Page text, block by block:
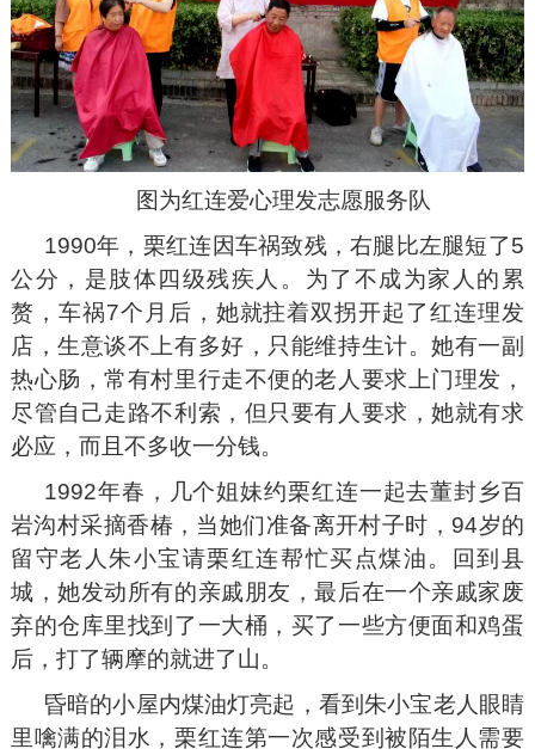
图为红连爱心理发志愿服务队
1990年，栗红连因车祸致残，右腿比左腿短了5
公分，是肢体四级残疾人。为了不成为家人的累
赘，车祸7个月后，她就拄着双拐开起了红连理发
店，生意谈不上有多好，只能维持生计。她有一副
热心肠，常有村里行走不便的老人要求上门理发，
尽管自己走路不利索，但只要有人要求，她就有求
必应，而且不多收一分钱。
1992年春，几个姐妹约栗红连一起去董封乡百
岩沟村采摘香椿，当她们准备离开村子时，94岁的
留守老人朱小宝请栗红连帮忙买点煤油。回到县
城，她发动所有的亲戚朋友，最后在一个亲戚家废
弃的仓库里找到了一大桶，买了一些方便面和鸡蛋
后，打了辆摩的就进了山。
昏暗的小屋内煤油灯亮起，看到朱小宝老人眼睛
里噙满的泪水，栗红连第一次感受到被陌生人需要